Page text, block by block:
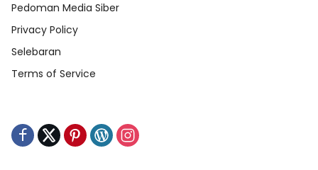
Pedoman Media Siber
Privacy Policy
Selebaran
Terms of Service